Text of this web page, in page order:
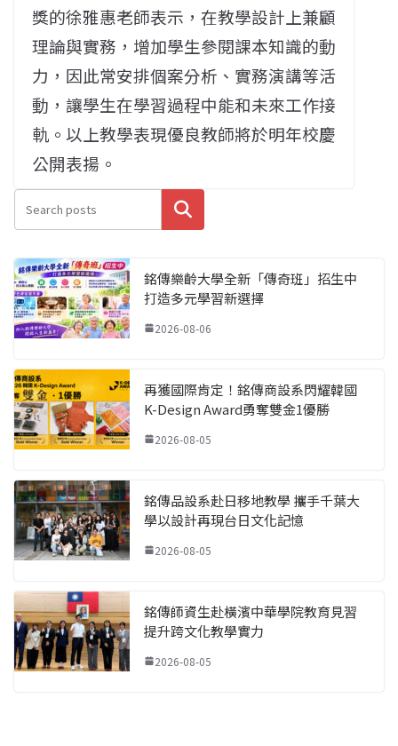
獎的徐雅惠老師表示，在教學設計上兼顧
理論與實務，增加學生參閱課本知識的動
力，因此常安排個案分析、實務演講等活
動，讓學生在學習過程中能和未來工作接
軌。 以上教學表現優良教師將於明年校慶
公開表揚。
搜尋
銘傳樂齡大學全新「傳奇班」招生中
打造多元學習新選擇
2026-08-06
再獲國際肯定！銘傳商設系閃耀韓國
K-Design Award勇奪雙金1優勝
2026-08-05
銘傳品設系赴日移地教學 攜手千葉大
學以設計再現台日文化記憶
2026-08-05
銘傳師資生赴橫濱中華學院教育見習
提升跨文化教學實力
2026-08-05